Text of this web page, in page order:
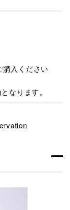
入ください
なります。